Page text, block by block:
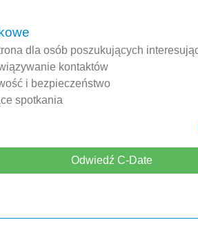
dla osób poszukujących
kontaktów
i bezpieczeństwo
spotkania
Odwiedź C-Date